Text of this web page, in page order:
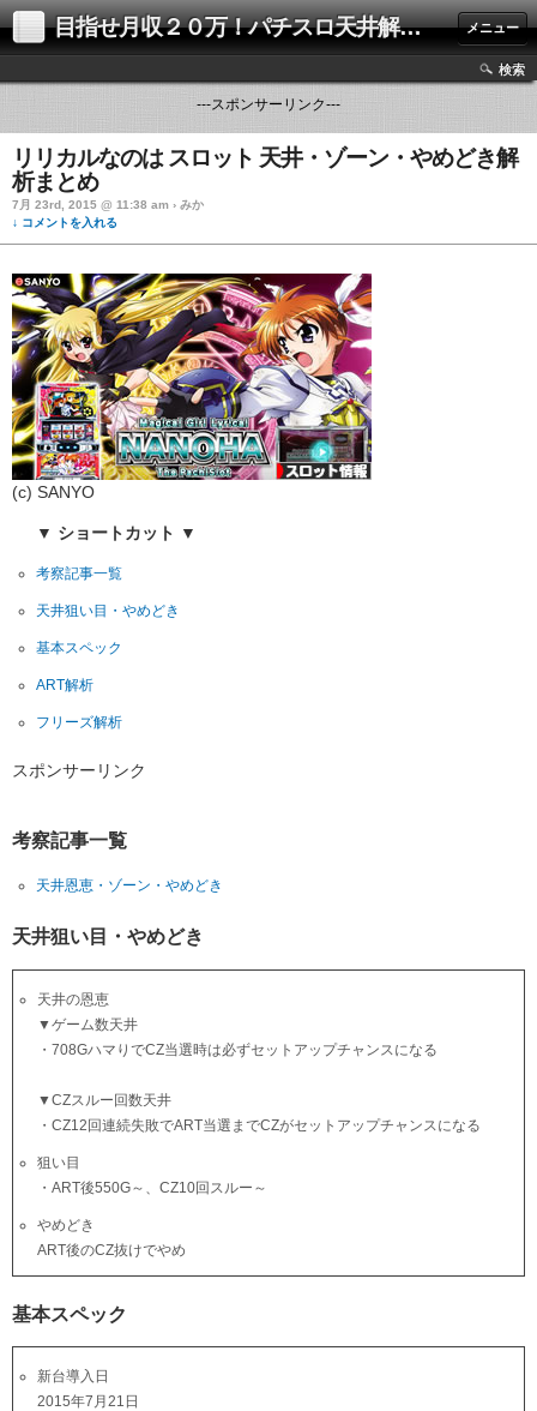
目指せ月収２０万！パチスロ天井解析攻略ブログ メニュー
検索
---スポンサーリンク---
リリカルなのは スロット 天井・ゾーン・やめどき解
析まとめ
7月 23rd, 2015 @ 11:38 am › みか
↓ コメントを入れる
(c) SANYO
▼ ショートカット ▼
考察記事一覧
天井狙い目・やめどき
基本スペック
ART解析
フリーズ解析
スポンサーリンク
考察記事一覧
天井恩恵・ゾーン・やめどき
天井狙い目・やめどき
天井の恩恵
▼ゲーム数天井
・708GハマりでCZ当選時は必ずセットアップチャンスになる
▼CZスルー回数天井
・CZ12回連続失敗でART当選までCZがセットアップチャンスになる
狙い目
・ART後550G～、CZ10回スルー～
やめどき
ART後のCZ抜けでやめ
基本スペック
新台導入日
2015年7月21日